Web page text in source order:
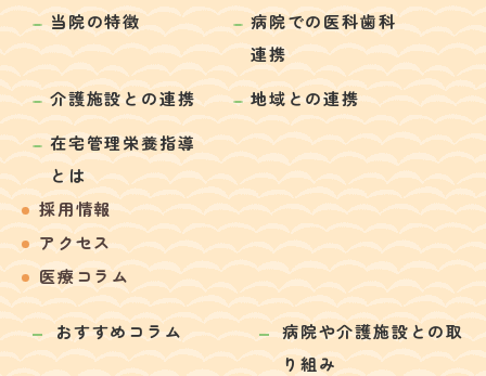
当院の特徴
病院での医科歯科
連携
介護施設との連携
地域との連携
在宅管理栄養指導
とは
採用情報
アクセス
医療コラム
おすすめコラム
病院や介護施設との取
り組み